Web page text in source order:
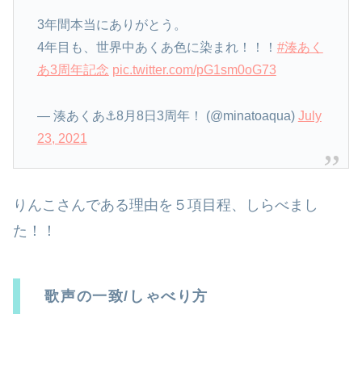
3年間本当にありがとう。
4年目も、世界中あくあ色に染まれ！！！ #湊あく
あ3周年記念 pic.twitter.com/pG1sm0oG73
— 湊あくあ⚓8月8日3周年！ (@minatoaqua) July
23, 2021
りんこさんである理由を５項目程、しらべまし
た！！
歌声の一致/しゃべり方